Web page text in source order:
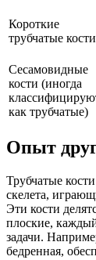
Короткие
трубчатые кости
Сесамовидные
кости (иногда
как трубчатые)
Опыт
Трубчатые
скелета,
Эти кости
плоские,
задачи.
бедренная,